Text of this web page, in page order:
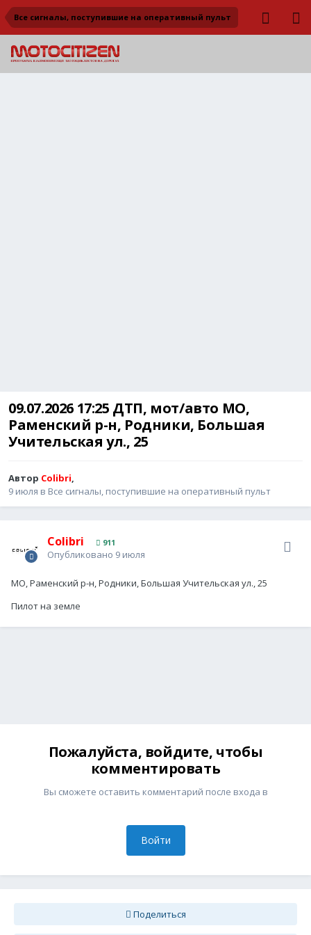
Все сигналы, поступившие на оперативный пульт
09.07.2026 17:25 ДТП, мот/авто МО,
Раменский р-н, Родники, Большая
Учительская ул., 25
Автор Colibri,
9 июля в Все сигналы, поступившие на оперативный пульт
Colibri 911
Опубликовано 9 июля
МО, Раменский р-н, Родники, Большая Учительская ул., 25
Пилот на земле
Пожалуйста, войдите, чтобы
комментировать
Вы сможете оставить комментарий после входа в
Войти
Поделиться